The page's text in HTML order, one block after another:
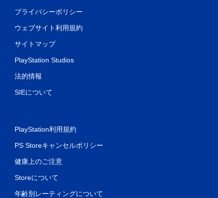
プライバシーポリシー
ウェブサイト利用規約
サイトマップ
PlayStation Studios
法的情報
SIEについて
PlayStation利用規約
PS Storeキャンセルポリシー
健康上のご注意
Storeについて
年齢別レーティングについて